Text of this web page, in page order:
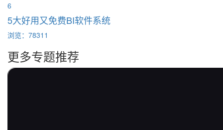
6
5大好用又免费BI软件系统
浏览：78311
更多专题推荐